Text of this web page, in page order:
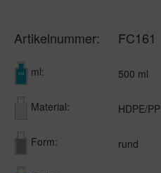
Artikelnummer: FC161
ml: 500 ml
Material: HDPE/PP
Form: rund